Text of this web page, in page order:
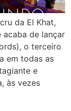
da El Khat,
acaba de lançar
o terceiro
em todas as
e
às vezes